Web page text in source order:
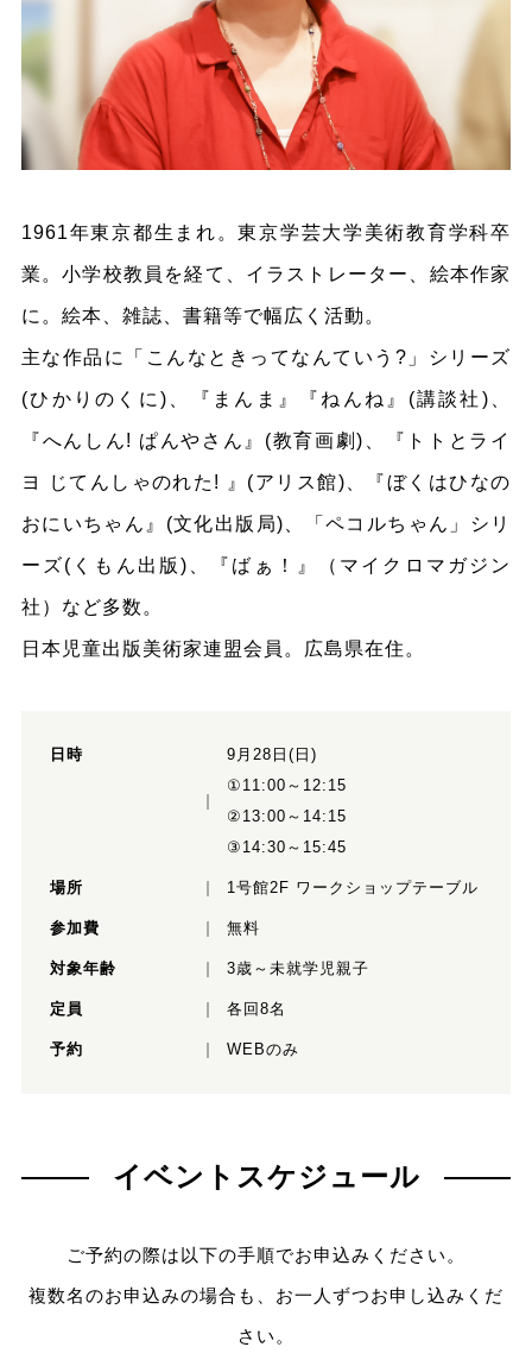
1961年東京都生まれ。東京学芸大学美術教育学科卒
業。小学校教員を経て、イラストレーター、絵本作家
に。絵本、雑誌、書籍等で幅広く活動。
主な作品に「こんなときってなんていう?」シリーズ
(ひかりのくに)、『まんま』『ねんね』(講談社)、
『へんしん! ぱんやさん』(教育画劇)、『トトとライ
ヨ じてんしゃのれた! 』(アリス館)、『ぼくはひなの
おにいちゃん』(文化出版局)、「ペコルちゃん」シリ
ーズ(くもん出版)、『ばぁ！』（マイクロマガジン
社）など多数。
日本児童出版美術家連盟会員。広島県在住。
日時
9月28日(日)
①11:00～12:15
②13:00～14:15
③14:30～15:45
場所 1号館2F ワークショップテーブル
参加費 無料
対象年齢 3歳～未就学児親子
定員 各回8名
予約 WEBのみ
イベントスケジュール
ご予約の際は以下の手順でお申込みください。
複数名のお申込みの場合も、お一人ずつお申し込みくだ
さい。